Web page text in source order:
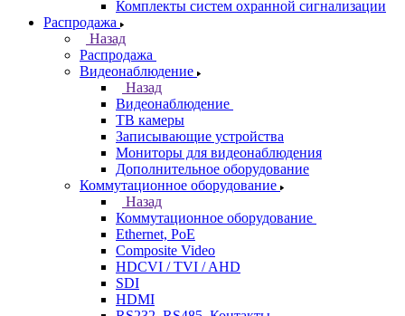
Комплекты систем охранной сигнализации
Распродажа
Назад
Распродажа
Видеонаблюдение
Назад
Видеонаблюдение
ТВ камеры
Записывающие устройства
Мониторы для видеонаблюдения
Дополнительное оборудование
Коммутационное оборудование
Назад
Коммутационное оборудование
Ethernet, PoE
Composite Video
HDCVI / TVI / AHD
SDI
HDMI